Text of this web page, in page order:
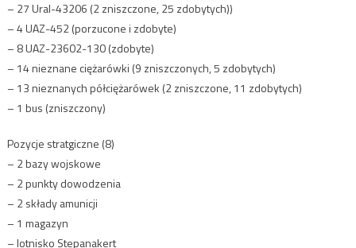
– 27 Ural-43206 (2 zniszczone, 25 zdobytych))
– 4 UAZ-452 (porzucone i zdobyte)
– 8 UAZ-23602-130 (zdobyte)
– 14 nieznane ciężarówki (9 zniszczonych, 5 zdobytych)
– 13 nieznanych półciężarówek (2 zniszczone, 11 zdobytych)
– 1 bus (zniszczony)
Pozycje stratgiczne (8)
– 2 bazy wojskowe
– 2 punkty dowodzenia
– 2 składy amunicji
– 1 magazyn
– lotnisko Stepanakert